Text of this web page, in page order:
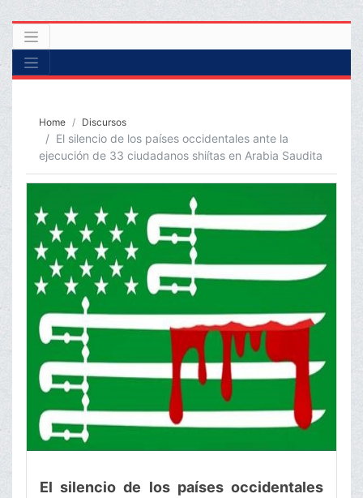
Home Discursos
El silencio de los países occidentales ante la
ejecución de 33 ciudadanos shiítas en Arabia Saudita
El silencio de los países occidentales